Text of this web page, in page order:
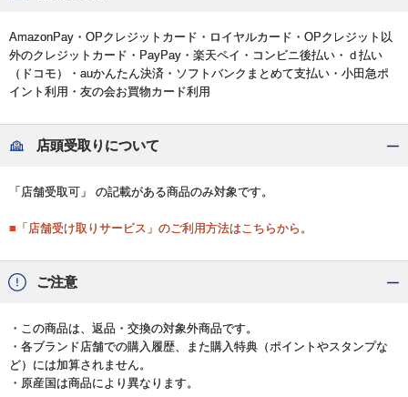
AmazonPay・OPクレジットカード・ロイヤルカード・OPクレジット以
外のクレジットカード・PayPay・楽天ペイ・コンビニ後払い・ｄ払い
（ドコモ）・auかんたん決済・ソフトバンクまとめて支払い・小田急ポ
イント利用・友の会お買物カード利用
店頭受取りについて
「店舗受取可」 の記載がある商品のみ対象です。
■「店舗受け取りサービス」のご利用方法はこちらから。
ご注意
・この商品は、返品・交換の対象外商品です。
・各ブランド店舗での購入履歴、また購入特典（ポイントやスタンプな
ど）には加算されません。
・原産国は商品により異なります。